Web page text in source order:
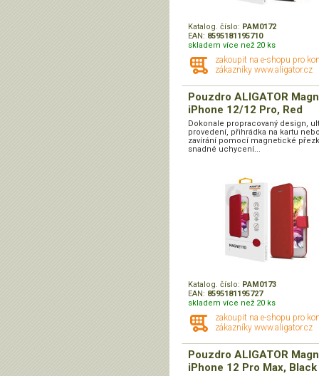
Katalog. číslo: PAM0172
EAN: 8595181195710
skladem více než 20 ks
zakoupit na e-shopu pro
zákazníky www.aligator.cz
Pouzdro ALIGATOR
iPhone 12/12 Pro, Red
Dokonale propracovaný design,
provedení, přihrádka na kartu
zavírání pomocí magnetické
snadné uchycení...
Katalog. číslo: PAM0173
EAN: 8595181195727
skladem více než 20 ks
zakoupit na e-shopu pro
zákazníky www.aligator.cz
Pouzdro ALIGATOR
iPhone 12 Pro Max, Black